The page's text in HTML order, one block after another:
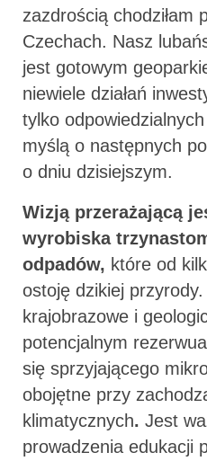
zazdrością chodziłam
Czechach. Nasz
jest gotowym
niewiele działań
tylko
myślą o następnych
o dniu dzisiejszym.
Wizją przerażającą
wyrobiska
odpadów, które od
ostoję dzikiej
krajobrazowe i
potencjalnym
się sprzyjającego
obojętne przy
klimatycznych. Jest
prowadzenia edukacji